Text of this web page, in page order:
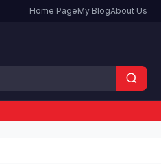
Home PageMy BlogAbout Us